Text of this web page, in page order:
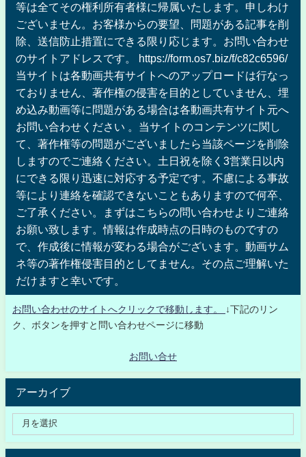
等は全てその権利所有者様に帰属いたします。申しわけ
ございません。お客様からの要望、問題がある記事を削
除、送信防止措置にできる限り応じます。お問い合わせ
のサイトアドレスです。 https://form.os7.biz/f/c82c6596/
当サイトは各動画共有サイトへのアップロードは行なっ
ておりません、著作権の侵害を目的としていません、埋
め込み動画等に問題がある場合は各動画共有サイト元へ
お問い合わせください 。当サイトのコンテンツに関し
て、著作権等の問題がございましたら当該ページを削除
しますのでご連絡ください。土日祝を除く3営業日以内
にできる限り迅速に対応する予定です。不慮による事故
等により連絡を確認できないこともありますので何卒、
ご了承ください。まずはこちらの問い合わせよりご連絡
お願い致します。情報は作成時点の日時のものですの
で、作成後に情報が変わる場合がございます。動画サム
ネ等の著作権侵害目的としてません。その点ご理解いた
だけますと幸いです。
お問い合わせのサイトへクリックで移動します。
↓下記のリン
ク、ボタンを押すと問い合わせページに移動
お問い合せ
アーカイブ